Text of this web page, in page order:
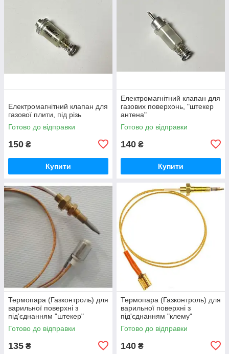
Електромагнітний клапан для
газової плити, під різь
Готово до відправки
150 ₴
Купити
Електромагнітний клапан для
газових поверхонь, "штекер
антена"
Готово до відправки
140 ₴
Купити
Термопара (Газконтроль) для
варильної поверхні з
під'єднанням "штекер"
Готово до відправки
135 ₴
Термопара (Газконтроль) для
варильної поверхні з
під'єднанням "клему"
Готово до відправки
140 ₴